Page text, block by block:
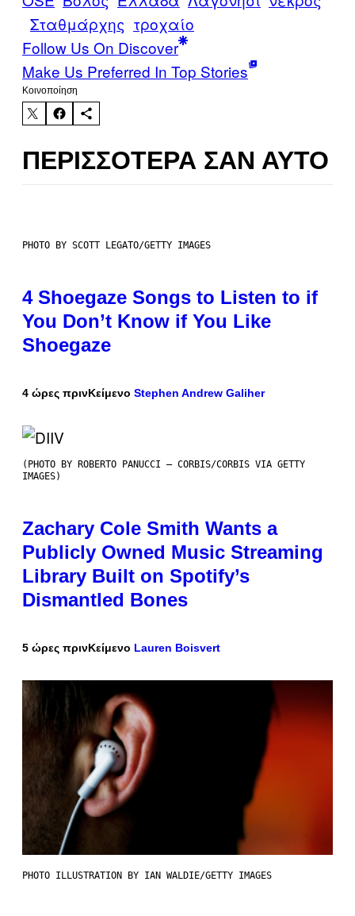
Σταθμάρχης τροχαίο
Follow Us On Discover
Make Us Preferred In Top Stories
Kοινοποίηση
ΠΕΡΙΣΣΌΤΕΡΑ ΣΑΝ ΑΥΤΌ
PHOTO BY SCOTT LEGATO/GETTY IMAGES
4 Shoegaze Songs to Listen to if
You Don’t Know if You Like
Shoegaze
4 ώρες πρινΚείμενο Stephen Andrew Galiher
(PHOTO BY ROBERTO PANUCCI – CORBIS/CORBIS VIA GETTY
IMAGES)
Zachary Cole Smith Wants a
Publicly Owned Music Streaming
Library Built on Spotify’s
Dismantled Bones
5 ώρες πρινΚείμενο Lauren Boisvert
PHOTO ILLUSTRATION BY IAN WALDIE/GETTY IMAGES